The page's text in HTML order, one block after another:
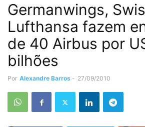
Germanwings,
Lufthansa fazem
de 40 Airbus por
bilhões
Por Alexandre Barros - 27/09/2010